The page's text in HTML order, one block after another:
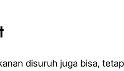
disuruh juga bisa,